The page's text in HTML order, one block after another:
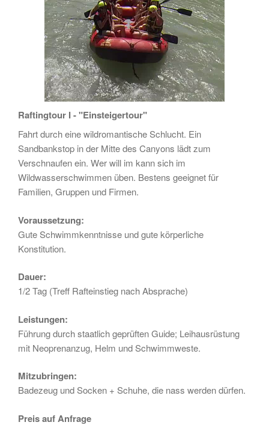
Raftingtour I - "Einsteigertour"
Fahrt durch eine wildromantische Schlucht. Ein
Sandbankstop in der Mitte des Canyons lädt zum
Verschnaufen ein. Wer will im kann sich im
Wildwasserschwimmen üben. Bestens geeignet für
Familien, Gruppen und Firmen.
Voraussetzung:
Gute Schwimmkenntnisse und gute körperliche
Konstitution.
Dauer:
1/2 Tag (Treff Rafteinstieg nach Absprache)
Leistungen:
Führung durch staatlich geprüften Guide; Leihausrüstung
mit Neoprenanzug, Helm und Schwimmweste.
Mitzubringen:
Badezeug und Socken + Schuhe, die nass werden dürfen.
Preis auf Anfrage